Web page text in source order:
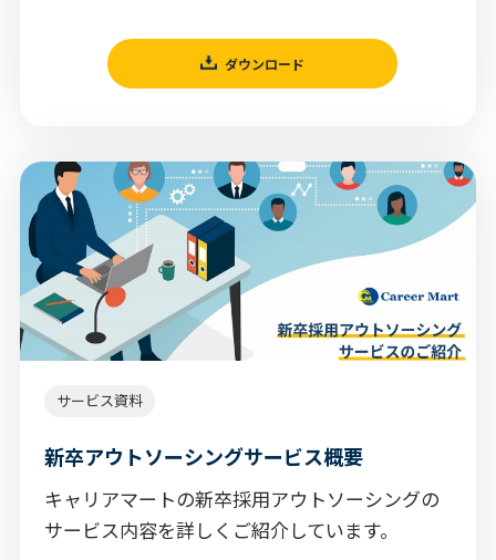
ダウンロード
サービス資料
新卒アウトソーシングサービス概要
キャリアマートの新卒採用アウトソーシングの
サービス内容を詳しくご紹介しています。